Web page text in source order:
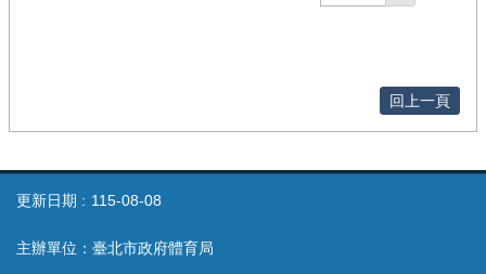
回上一頁
更新日期 115-08-08
主辦單位：臺北市政府體育局